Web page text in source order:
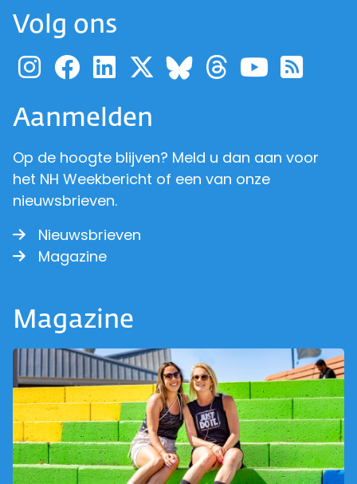
Volg ons
Ga naar de pagina van
Ga naar de pagina
Ga naar de
Ga naar de
Ga naar de
Ga naar
Ga
Aanmelden
Op de hoogte blijven? Meld u dan aan voor
het NH Weekbericht of een van onze
nieuwsbrieven.
Nieuwsbrieven
Magazine
Magazine